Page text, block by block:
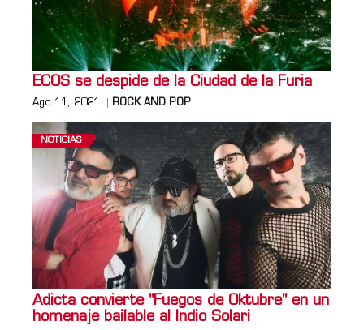
ECOS se despide de la Ciudad de la Furia
Ago 11, 2021 ROCK AND POP
NOTICIAS
Adicta convierte "Fuegos de Oktubre" en un
homenaje bailable al Indio Solari